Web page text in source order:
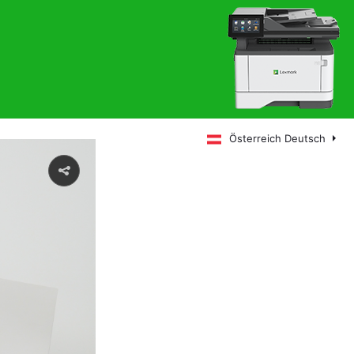
Österreich Deutsch